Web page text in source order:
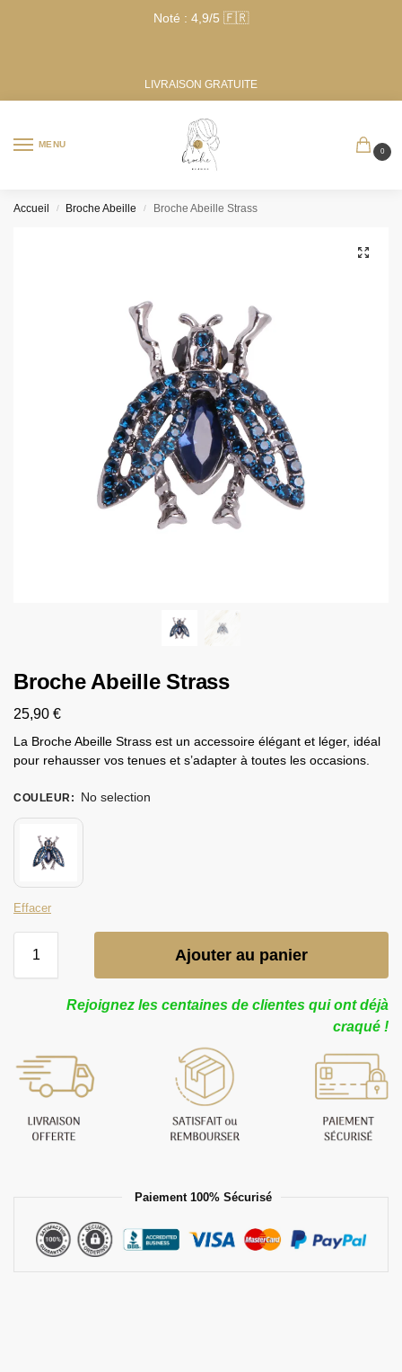
Noté : 4,9/5 🇫🇷
LIVRAISON GRATUITE
MENU
0
Accueil / Broche Abeille / Broche Abeille Strass​
Broche Abeille Strass​
25,90 €
La Broche Abeille Strass​ est un accessoire élégant et léger, idéal
pour rehausser vos tenues et s’adapter à toutes les occasions.
COULEUR : No selection
Effacer
Ajouter au panier
Rejoignez les centaines de clientes qui ont déjà
craqué !
Paiement 100% Sécurisé